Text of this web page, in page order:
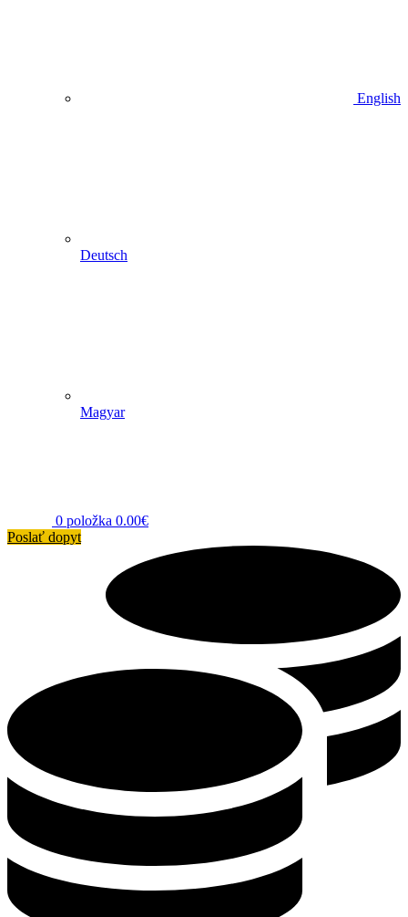
English
Deutsch
Magyar
0 položka 0.00€
Poslať dopyt